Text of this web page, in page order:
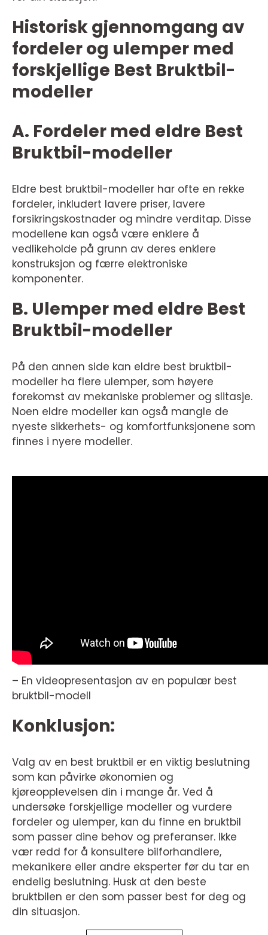
Historisk gjennomgang av
fordeler og ulemper med
forskjellige Best Bruktbil-
modeller
A. Fordeler med eldre Best
Bruktbil-modeller
Eldre best bruktbil-modeller har ofte en rekke
fordeler, inkludert lavere priser, lavere
forsikringskostnader og mindre verditap. Disse
modellene kan også være enklere å
vedlikeholde på grunn av deres enklere
konstruksjon og færre elektroniske
komponenter.
B. Ulemper med eldre Best
Bruktbil-modeller
På den annen side kan eldre best bruktbil-
modeller ha flere ulemper, som høyere
forekomst av mekaniske problemer og slitasje.
Noen eldre modeller kan også mangle de
nyeste sikkerhets- og komfortfunksjonene som
finnes i nyere modeller.
– En videopresentasjon av en populær best
bruktbil-modell
Konklusjon:
Valg av en best bruktbil er en viktig beslutning
som kan påvirke økonomien og
kjøreopplevelsen din i mange år. Ved å
undersøke forskjellige modeller og vurdere
fordeler og ulemper, kan du finne en bruktbil
som passer dine behov og preferanser. Ikke
vær redd for å konsultere bilforhandlere,
mekanikere eller andre eksperter før du tar en
endelig beslutning. Husk at den beste
bruktbilen er den som passer best for deg og
din situasjon.